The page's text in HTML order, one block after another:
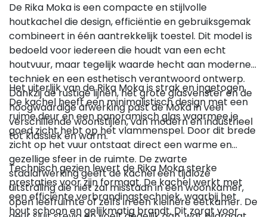
De Rika Moka is een compacte en stijlvolle
houtkachel die design, efficiëntie en gebruiksgemak
combineert in één aantrekkelijk toestel. Dit model is
bedoeld voor iedereen die houdt van een echt
houtvuur, maar tegelijk waarde hecht aan moderne
techniek en een esthetisch verantwoord ontwerp.
Dankzij de rustige lijnen, het grote glasvenster en de
hoogwaardige afwerking past de Moka in veel
verschillende woonstijlen, van modern en industrieel
tot klassiek en warm.
Het uiterlijk van de Rika Moka is strak en ingetogen.
De kachel heeft een minimalistisch design met een
ruime deur en een panoramisch glas waarmee je
goed zicht hebt op het vlammenspel. Door dit brede
zicht op het vuur ontstaat direct een warme en
gezellige sfeer in de ruimte. De zwarte
staalafwerking geeft de kachel een tijdloze
uitstraling die niet zal misstaan in een woonkamer,
open leefruimte of zelfs in een kleinere eetkamer. De
Technisch gezien levert de Rika Moka sterke
prestaties voor zijn formaat. De kachel werkt met
een efficiënte verbrandingstechniek, waarbij het
hout schoon en gelijkmatig brandt. Dit zorgt voor